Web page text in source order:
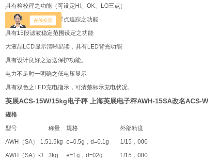
具有检校秤之功能（可设定 HI 、OK、 LO三点）
具有自动校正、自动零点追踪之功能
具有15段滤波稳定范围设定之功能
大液晶 LCD显示清晰易读，具有LED背光功能
具有设计良好之运送保护功能。
电力不足时一明确之低电压显示
具有双色之 LED充电指示，可清楚标示充电状况。
英展ACS-15W/15kg电子秤 上海英展电子秤AWH-15SA改名ACS-W
规格
型号
称量 规格
外部精度
AWH
（SA）-1.51.5kg e=0.5g ，d=0.1g 1/15 ，000
AWH
（SA）-3 3kg e=1g ，d=02g 1/15 ，000